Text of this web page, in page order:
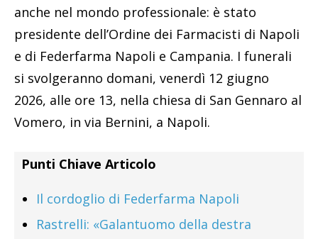
anche nel mondo professionale: è stato
presidente dell’Ordine dei Farmacisti di Napoli
e di Federfarma Napoli e Campania. I funerali
si svolgeranno domani, venerdì 12 giugno
2026, alle ore 13, nella chiesa di San Gennaro al
Vomero, in via Bernini, a Napoli.
Punti Chiave Articolo
Il cordoglio di Federfarma Napoli
Rastrelli: «Galantuomo della destra